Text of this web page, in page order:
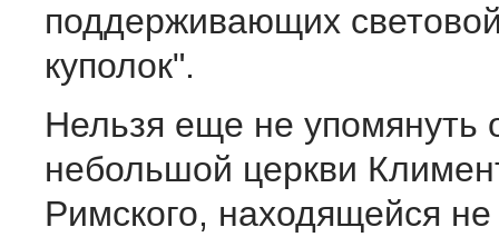
поддерживающих
куполок".
Нельзя еще не упомянуть
небольшой церкви
Римского, находящейся